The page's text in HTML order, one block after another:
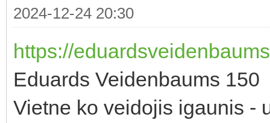
2024-12-24 20:30
https://
Eduards Veidenbaums 150
Vietne ko veidojis igaunis -